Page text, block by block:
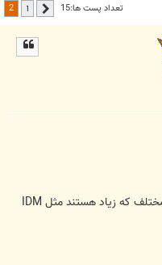
تعداد پست ها:15 قبلی 1
2
بله می شه دانلود کرد البته با نرم افزار های مختلف که زیاد هستند مثل IDM